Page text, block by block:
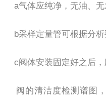
a气体应纯净，无油、无
b采样定量管可根据分析
c阀体安装固定好之后，
阀的清洁度检测谱图